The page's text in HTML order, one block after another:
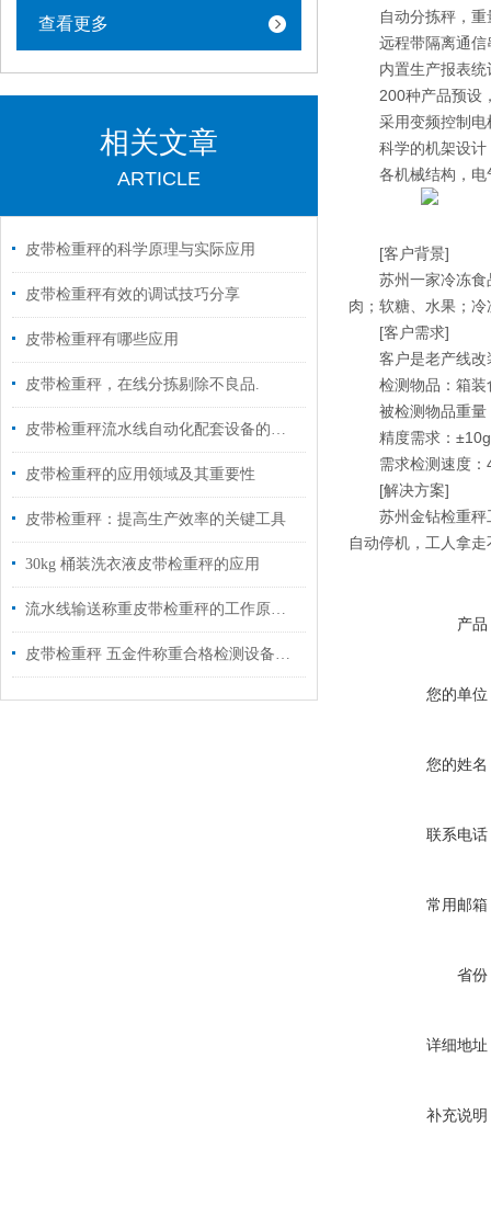
查看更多
相关文章
ARTICLE
皮带检重秤的科学原理与实际应用
皮带检重秤有效的调试技巧分享
皮带检重秤有哪些应用
皮带检重秤，在线分拣剔除不良品.
皮带检重秤流水线自动化配套设备的应用
皮带检重秤的应用领域及其重要性
皮带检重秤：提高生产效率的关键工具
30kg 桶装洗衣液皮带检重秤的应用
流水线输送称重皮带检重秤的工作原理及应用
皮带检重秤 五金件称重合格检测设备如何选型？
自动分拣秤，重
远程带隔离通信
内置生产报表统
200种产品预设
采用变频控制电
科学的机架设计
各机械结构，电
[客户背景]
苏州一家冷冻食品
肉；软糖、水果；
[客户需求]
客户是老产线改
检测物品：箱装
被检测物品重量
精度需求：±10g
需求检测速度：
[解决方案]
苏州金钻检重秤工
自动停机，工人拿
产品
您的单位
您的姓名
联系电话
常用邮箱
省份
详细地址
补充说明